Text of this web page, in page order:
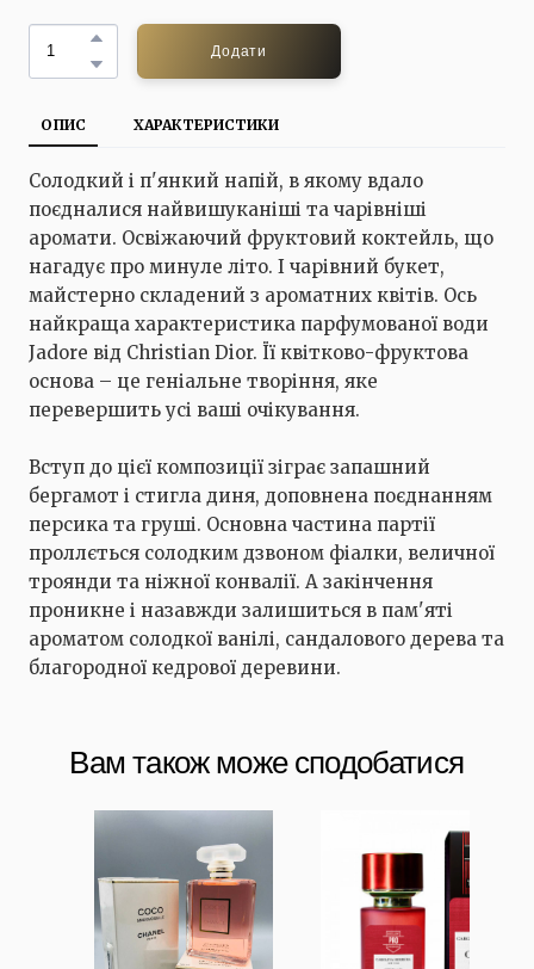
Додати
ОПИС ХАРАКТЕРИСТИКИ
Солодкий і п'янкий напій, в якому вдало
поєдналися найвишуканіші та чарівніші
аромати. Освіжаючий фруктовий коктейль, що
нагадує про минуле літо. І чарівний букет,
майстерно складений з ароматних квітів. Ось
найкраща характеристика парфумованої води
Jadore від Christian Dior. Її квітково-фруктова
основа – це геніальне творіння, яке
перевершить усі ваші очікування.
Вступ до цієї композиції зіграє запашний
бергамот і стигла диня, доповнена поєднанням
персика та груші. Основна частина партії
проллється солодким дзвоном фіалки, величної
троянди та ніжної конвалії. А закінчення
проникне і назавжди залишиться в пам'яті
ароматом солодкої ванілі, сандалового дерева та
благородної кедрової деревини.
Вам також може сподобатися